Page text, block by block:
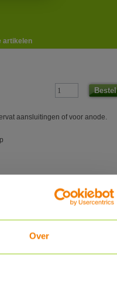
Over
Bestel
artikelen
aansluitingen of voor anode.